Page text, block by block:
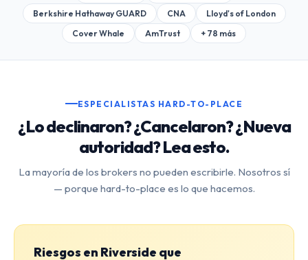
Berkshire Hathaway GUARD
CNA
Lloyd's of London
Cover Whale
AmTrust + 78 más
ESPECIALISTAS HARD-TO-PLACE
¿Lo declinaron? ¿Cancelaron? ¿Nueva
autoridad? Lea esto.
La mayoría de los brokers no pueden escribirle. Nosotros sí
— porque hard-to-place es lo que hacemos.
Riesgos en Riverside que